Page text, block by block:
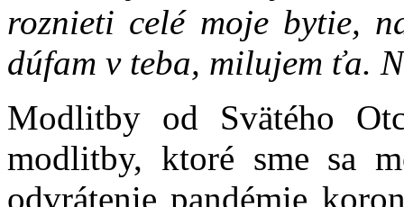
roznieti celé moje bytie,
dúfam v teba, milujem ťa.
Modlitby od Svätého
modlitby, ktoré sme sa
odvrátenie pandémie